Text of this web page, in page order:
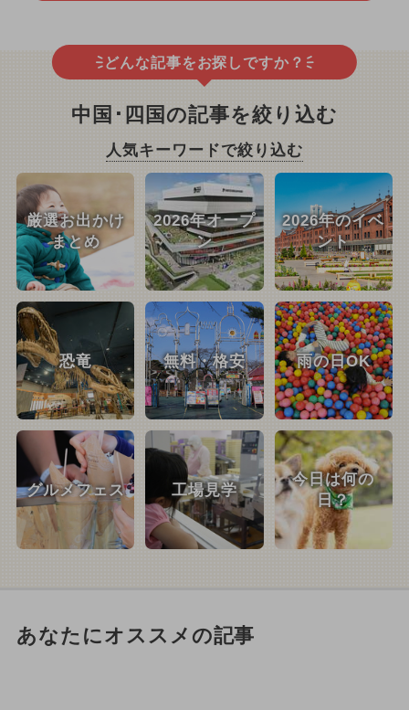
どんな記事をお探しですか？
中国･四国の記事を絞り込む
人気キーワードで絞り込む
厳選お出かけ
まとめ
2026年オープ
ン
2026年のイベ
ント
恐竜 無料・格安 雨の日OK
グルメフェス 工場見学
今日は何の
日？
あなたにオススメの記事